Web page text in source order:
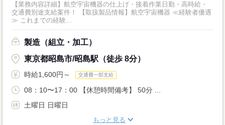
【業務内容詳細】航空宇宙機器の仕上げ・接着作業日勤・高時給・
交通費別途支給案件！ 【取扱製品情報】航空宇宙機器 ≪経験者優遇
≫ これまでの経験...
製造（組立・加工）
東京都昭島市/昭島駅（徒歩 8分）
時給1,600円～ 交通費一部支給
08：10〜17：00 【休憩時間備考】 50分 ...
土曜日 日曜日
もっと見る